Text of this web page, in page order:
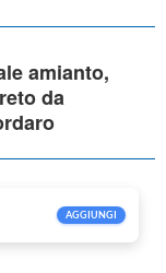
amianto,
da
AGGIUNGI